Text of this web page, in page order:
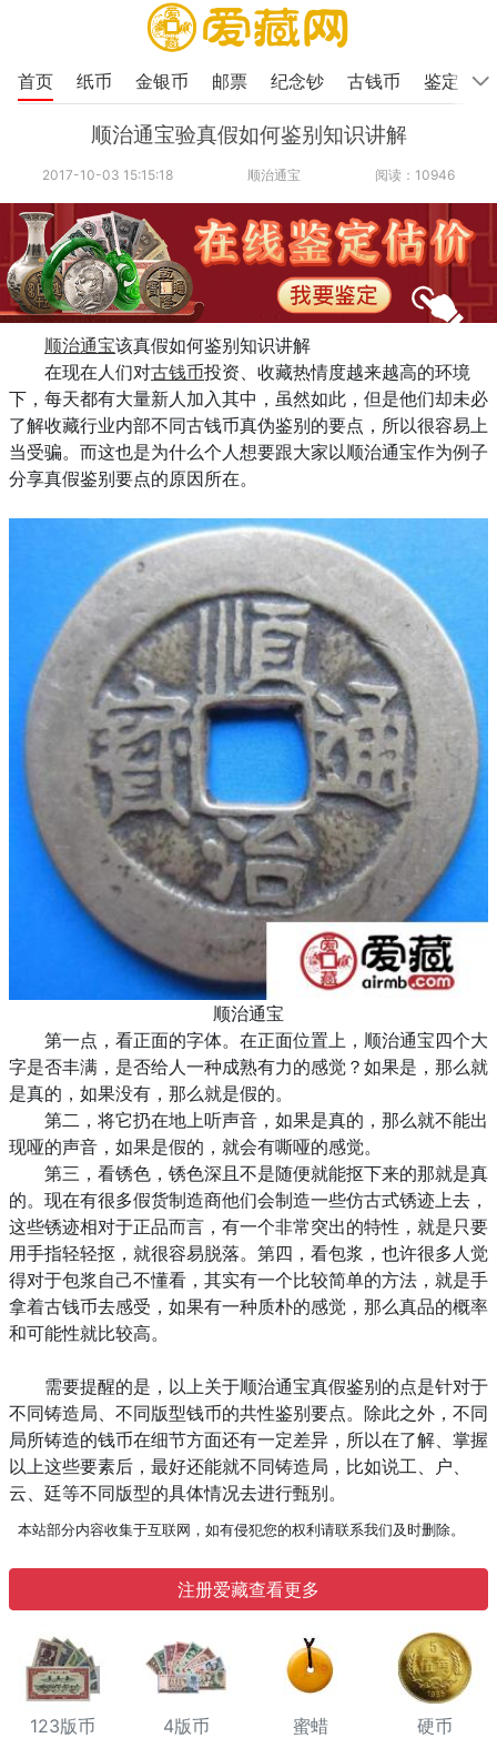
首页 纸币 金银币 邮票 纪念钞 古钱币 鉴定
顺治通宝验真假如何鉴别知识讲解
2017-10-03 15:15:18 顺治通宝 阅读：10946
顺治通宝该真假如何鉴别知识讲解
在现在人们对古钱币投资、收藏热情度越来越高的环境
下，每天都有大量新人加入其中，虽然如此，但是他们却未必
了解收藏行业内部不同古钱币真伪鉴别的要点，所以很容易上
当受骗。而这也是为什么个人想要跟大家以顺治通宝作为例子
分享真假鉴别要点的原因所在。
顺治通宝
第一点，看正面的字体。在正面位置上，顺治通宝四个大
字是否丰满，是否给人一种成熟有力的感觉？如果是，那么就
是真的，如果没有，那么就是假的。
第二，将它扔在地上听声音，如果是真的，那么就不能出
现哑的声音，如果是假的，就会有嘶哑的感觉。
第三，看锈色，锈色深且不是随便就能抠下来的那就是真
的。现在有很多假货制造商他们会制造一些仿古式锈迹上去，
这些锈迹相对于正品而言，有一个非常突出的特性，就是只要
用手指轻轻抠，就很容易脱落。第四，看包浆，也许很多人觉
得对于包浆自己不懂看，其实有一个比较简单的方法，就是手
拿着古钱币去感受，如果有一种质朴的感觉，那么真品的概率
和可能性就比较高。
需要提醒的是，以上关于顺治通宝真假鉴别的点是针对于
不同铸造局、不同版型钱币的共性鉴别要点。除此之外，不同
局所铸造的钱币在细节方面还有一定差异，所以在了解、掌握
以上这些要素后，最好还能就不同铸造局，比如说工、户、
云、廷等不同版型的具体情况去进行甄别。
本站部分内容收集于互联网，如有侵犯您的权利请联系我们及时删除。
注册爱藏查看更多
123版币 4版币 蜜蜡 硬币